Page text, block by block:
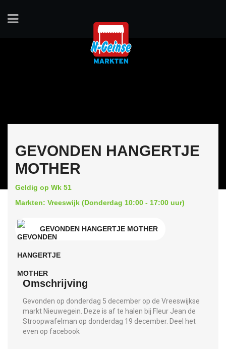
GEVONDEN HANGERTJE
MOTHER
Geldig op Wk 51
Markten: Vreeswijk (Donderdag 10:00 - 17:00 uur)
GEVONDEN HANGERTJE MOTHER
Omschrijving
Gevonden op donderdag 5 december op de Vreeswijkse
markt Nieuwegein. Deze is af te halen bij Fleur Jean de
Stroopwafelman op donderdag 19 december. Deel het
even op facebook